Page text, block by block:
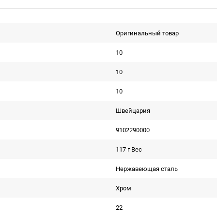
Оригинальный товар
10
10
10
Швейцария
9102290000
117 г Вес
Нержавеющая сталь
Хром
22